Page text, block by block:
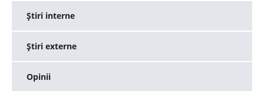
Ştiri interne
Ştiri externe
Opinii